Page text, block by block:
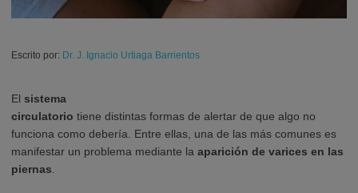
Escrito por: Dr. J. Ignacio Urtiaga Barrientos
El sistema
circulatorio tiene distintas formas de alertar de que algo no
funciona como debería. Entre ellas, una de las más comunes es
manifestar un problema mediante la aparición de varices en las
piernas